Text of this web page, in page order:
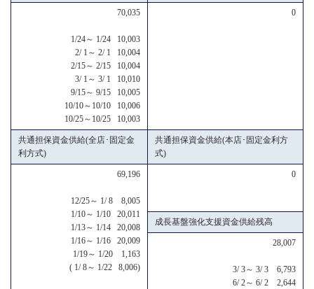
70,035
1/24～ 1/24 10,003
2/ 1～ 2/ 1 10,004
2/15～ 2/15 10,004
3/ 1～ 3/ 1 10,010
9/15～ 9/15 10,005
10/10～10/10 10,006
10/25～10/25 10,003
0
共通担保資金供給(全店･固定金
利方式)
共通担保資金供給(本店･固定金利方
式)
69,196
12/25～ 1/ 8 8,005
1/10～ 1/10 20,011
1/13～ 1/14 20,008
1/16～ 1/16 20,009
1/19～ 1/20 1,163
( 1/ 8～ 1/22 8,006)
0
成長基盤強化支援資金供給残高
28,007
3/ 3～ 3/ 3 6,793
6/ 2～ 6/ 2 2,644